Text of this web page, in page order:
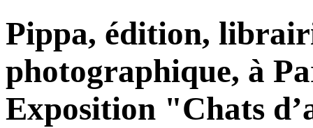
Pippa, édition,
photographique, à
Exposition "Chats